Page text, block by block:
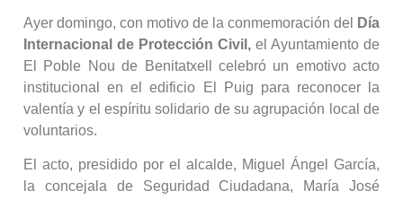
Ayer domingo, con motivo de la conmemoración del
Día
Internacional de Protección Civil, el Ayuntamiento de
El Poble Nou de Benitatxell celebró un emotivo acto
institucional en el edificio El Puig para reconocer la
valentía y el espíritu solidario de su agrupación local de
voluntarios.
El acto, presidido por el alcalde, Miguel Ángel García,
la concejala de Seguridad Ciudadana, María José